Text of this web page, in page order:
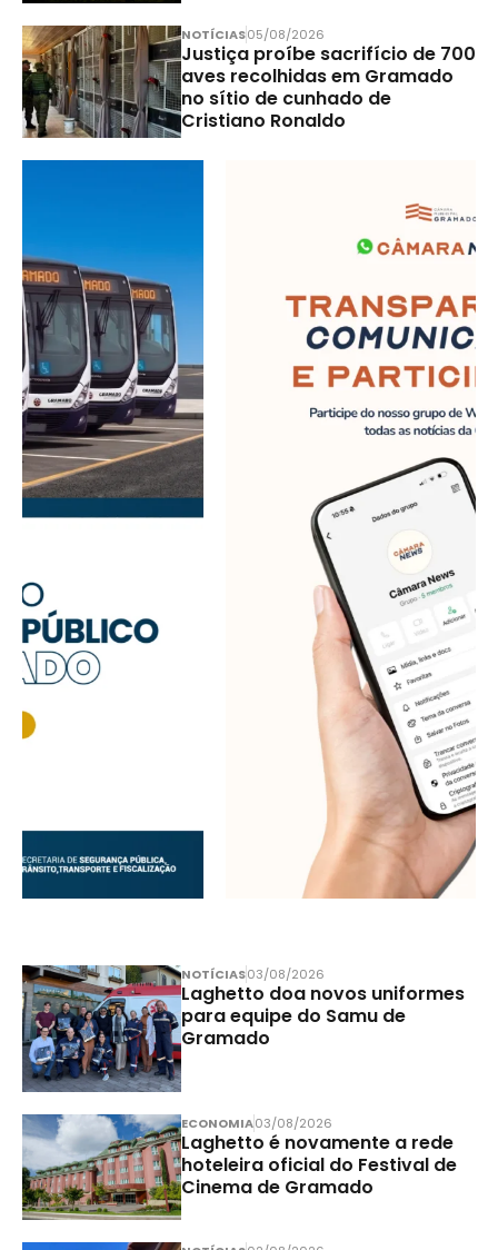
NOTÍCIAS05/08/2026
Justiça proíbe sacrifício de 700
aves recolhidas em Gramado
no sítio de cunhado de
Cristiano Ronaldo
NOTÍCIAS03/08/2026
Laghetto doa novos uniformes
para equipe do Samu de
Gramado
ECONOMIA03/08/2026
Laghetto é novamente a rede
hoteleira oficial do Festival de
Cinema de Gramado